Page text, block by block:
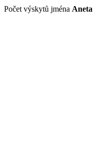
Počet výskytů jména Aneta